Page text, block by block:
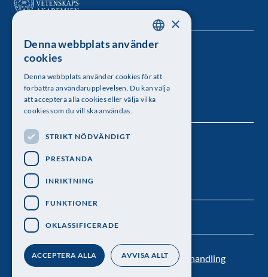
Kungl. Vetenskapsakademien
Besöksadress: Lilla Frescativägen 4A
Telefon: 08-673 95 00
Kontakt Nyhetsbrev
Personuppgiftsbehandling
Följ oss
SWEDISH
×
Denna webbplats använder
cookies
Denna webbplats använder cookies för att
förbättra användarupplevelsen. Du kan välja
att acceptera alla cookies eller välja vilka
cookies som du vill ska användas.
STRIKT NÖDVÄNDIGT
PRESTANDA
INRIKTNING
FUNKTIONER
OKLASSIFICERADE
ACCEPTERA ALLA AVVISA ALLT